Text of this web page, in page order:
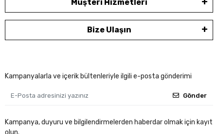
Müşteri Hizmetleri
Bize Ulaşın
Kampanyalarla ve içerik bültenleriyle ilgili e-posta gönderimi
Gönder
Kampanya, duyuru ve bilgilendirmelerden haberdar olmak için kayıt
olun.